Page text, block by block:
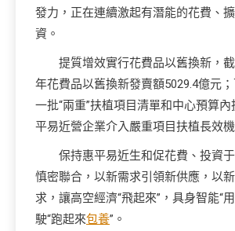
發力，正在連續激起有潛能的花費、
資。
提質增效實行花費品以舊換新，
年花費品以舊換新發賣額5029.4億元
一批“兩重”扶植項目清單和中心預算
平易近營企業介入嚴重項目扶植長效機
保持惠平易近生和促花費、投資
慎密聯合，以新需求引領新供應，以
求，讓高空經濟“飛起來”，具身智能“
駛“跑起來包養”。